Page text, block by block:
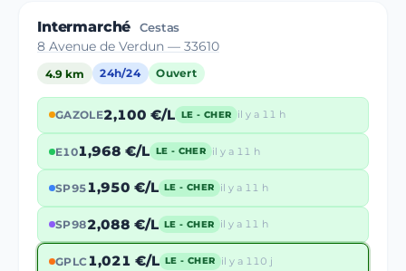
Intermarché Cestas
8 Avenue de Verdun — 33610
4.9 km 24h/24 Ouvert
GAZOLE2,100 €/L LE - CHER il y a 11 h
E101,968 €/L LE - CHER il y a 11 h
SP951,950 €/L LE - CHER il y a 11 h
SP982,088 €/L LE - CHER il y a 11 h
GPLC1,021 €/L LE - CHER il y a 110 j